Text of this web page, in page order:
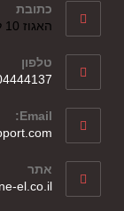
כתובת
האגוז 10 לפיד
טלפון
Email:
אתר
el.co.il